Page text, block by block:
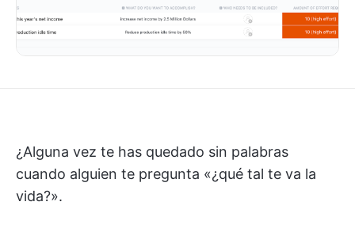
¿Alguna vez te has quedado sin palabras
cuando alguien te pregunta «¿qué tal te va la
vida?».